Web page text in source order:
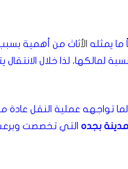
ما يمثله الأثاث من أهمية بسبب
لذا خلال الانتقال
عملية النقل عادة
بجده التي تخصصت